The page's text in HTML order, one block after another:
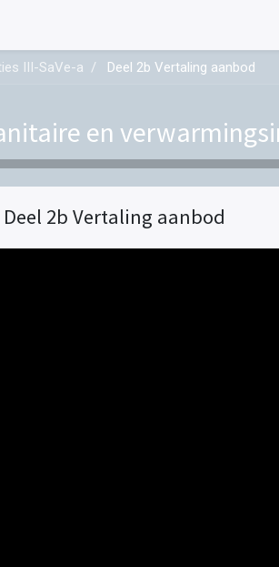
III-SaVe-a Deel 2b Vertaling aanbod
en
Deel 2b Vertaling aanbod